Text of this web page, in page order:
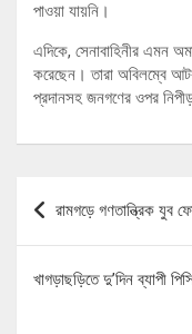
পাওয়া যায়নি।
এদিকে, সেনাবাহিনীর এমন
করেছেন। তারা অবিলম্বে
প্রদানসহ জনগণের ওপর
Post
navigation
রামগড়ে গণতান্ত্রিক যুব
খাগড়াছড়িতে দু’দিন ব্যাপী